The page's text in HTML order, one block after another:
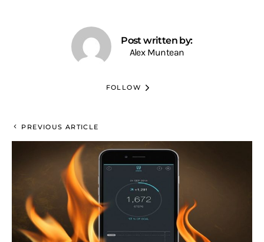
Post written by:
Alex Muntean
FOLLOW
PREVIOUS ARTICLE